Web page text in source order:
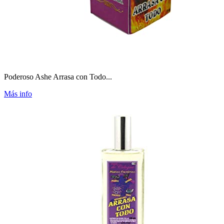
Poderoso Ashe Arrasa con Todo...
Más info